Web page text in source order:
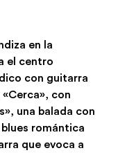
en la
el centro
con guitarra
con
una balada con
romántica
que evoca a